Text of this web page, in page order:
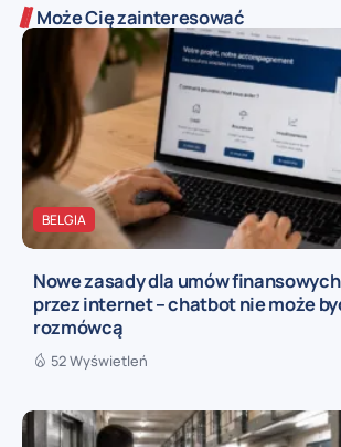
Może Cię zainteresować
BELGIA
Nowe zasady dla umów
przez internet – chatbot nie może
rozmówcą
52 Wyświetleń